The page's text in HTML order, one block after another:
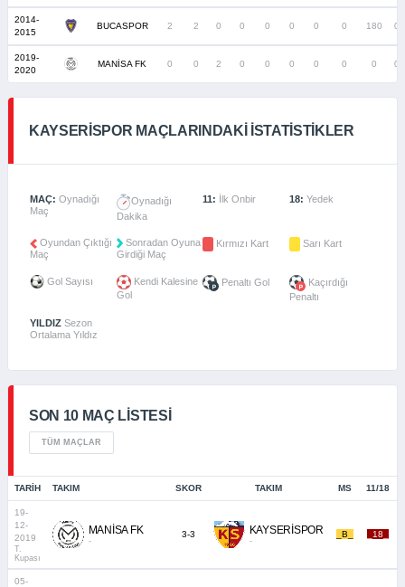
2014-
2015
BUCASPOR 2 2 0 0 0 0 0 0 180 0
2019-
2020
MANİSA FK 0 0 2 0 0 0 0 0 0 0
KAYSERISPOR MAÇLARINDAKI İSTATISTIKLER
MAÇ: Oynadığı
Maç
Oynadığı
Dakika
11: İlk Onbir 18: Yedek
Oyundan Çıktığı
Maç
Sonradan Oyuna
Girdiği Maç
Kırmızı Kart Sarı Kart
Gol Sayısı
Kendi Kalesine
Gol
Penaltı Gol
Kaçırdığı
Penaltı
YILDIZ Sezon
Ortalama Yıldız
SON 10 MAÇ LISTESI
TÜM MAÇLAR
TARIH TAKIM SKOR TAKIM MS 11/18
19-
12-
2019
T.
Kupası
MANİSA FK
-
3-3 KAYSERİSPOR
-
_B_ _18_
05-